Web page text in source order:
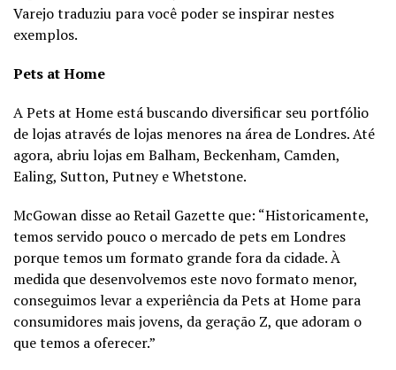
Varejo traduziu para você poder se inspirar nestes
exemplos.
Pets at Home
A Pets at Home está buscando diversificar seu portfólio
de lojas através de lojas menores na área de Londres. Até
agora, abriu lojas em Balham, Beckenham, Camden,
Ealing, Sutton, Putney e Whetstone.
McGowan disse ao Retail Gazette que: “Historicamente,
temos servido pouco o mercado de pets em Londres
porque temos um formato grande fora da cidade. À
medida que desenvolvemos este novo formato menor,
conseguimos levar a experiência da Pets at Home para
consumidores mais jovens, da geração Z, que adoram o
que temos a oferecer.”